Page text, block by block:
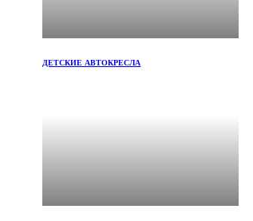
ДЕТСКИЕ АВТОКРЕСЛА